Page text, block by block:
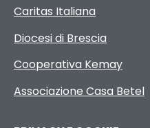
Caritas Italiana
Diocesi di Brescia
Cooperativa Kemay
Associazione Casa Betel